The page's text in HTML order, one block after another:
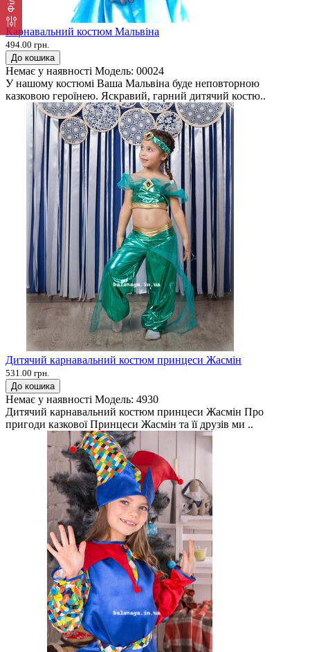
Карнавальний костюм Мальвіна
494.00 грн.
До кошика
Немає у наявності Модель: 00024
У нашому костюмі Ваша Мальвіна буде неповторною
казковою героїнею. Яскравий, гарний дитячий костю..
Дитячий карнавальний костюм принцеси Жасмін
531.00 грн.
До кошика
Немає у наявності Модель: 4930
Дитячий карнавальний костюм принцеси Жасмін Про
пригоди казкової Принцеси Жасмін та її друзів ми ..